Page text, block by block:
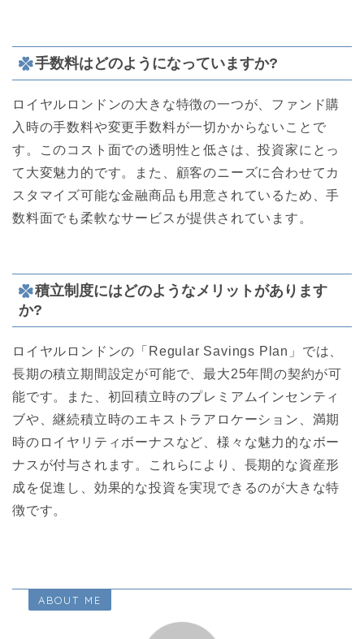
手数料はどのようになっていますか?
ロイヤルロンドンの大きな特徴の一つが、ファンド購
入時の手数料や変更手数料が一切かからないことで
す。このコスト面での透明性と低さは、投資家にとっ
て大変魅力的です。また、顧客のニーズに合わせてカ
スタマイズ可能な金融商品も用意されているため、手
数料面でも柔軟なサービスが提供されています。
積立制度にはどのようなメリットがあります
か?
ロイヤルロンドンの「Regular Savings Plan」では、
長期の積立期間設定が可能で、最大25年間の契約が可
能です。また、初回積立時のプレミアムインセンティ
ブや、継続積立時のエキストラアロケーション、満期
時のロイヤリティボーナスなど、様々な魅力的なボー
ナスが付与されます。これらにより、長期的な資産形
成を促進し、効果的な投資を実現できるのが大きな特
徴です。
ABOUT ME